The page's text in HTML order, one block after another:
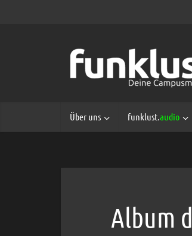
Über uns funklust.audio
Album